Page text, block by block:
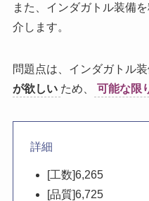
また、インダガトル装備
介します。
問題点は、インダガトル
が欲しい ため、 可能な限
詳細
[工数]6,265
[品質]6,725